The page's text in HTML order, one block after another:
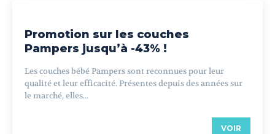
Promotion sur les couches
Pampers jusqu’à -43% !
Les couches bébé Pampers sont reconnues pour leur
qualité et leur efficacité. Présentes depuis des années sur
le marché, elles...
VOIR